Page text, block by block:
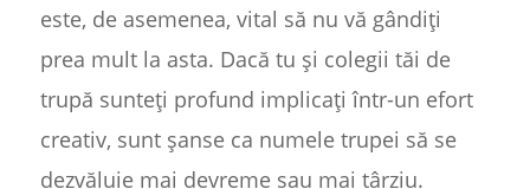
este, de asemenea, vital să nu vă gândiți
prea mult la asta. Dacă tu și colegii tăi de
trupă sunteți profund implicați într-un efort
creativ, sunt șanse ca numele trupei să se
dezvăluie mai devreme sau mai târziu.